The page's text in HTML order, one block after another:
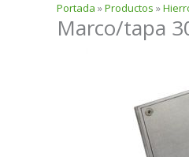
Portada »Productos »
Marco/tapa